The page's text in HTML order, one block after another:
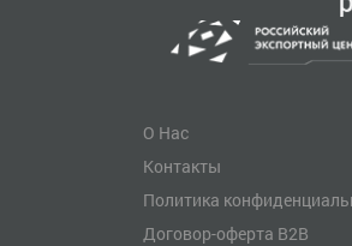
О Нас
Контакты
Политика
Договор-оферта B2B